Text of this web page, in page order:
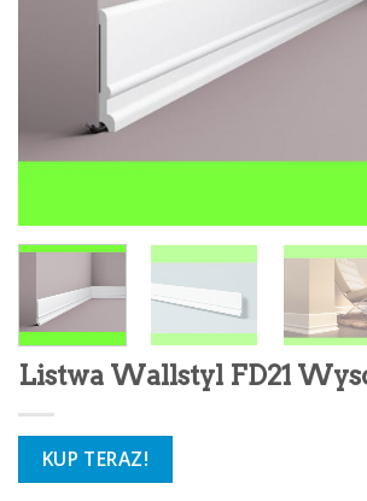
Listwa Wallstyl FD21
KUP TERAZ!